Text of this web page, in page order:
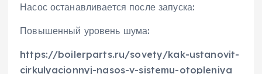
Насос останавливается после запуска:
Повышенный уровень шума:
https://boilerparts.ru/sovety/kak-ustanovit-
cirkulyacionnyj-nasos-v-sistemu-otopleniya